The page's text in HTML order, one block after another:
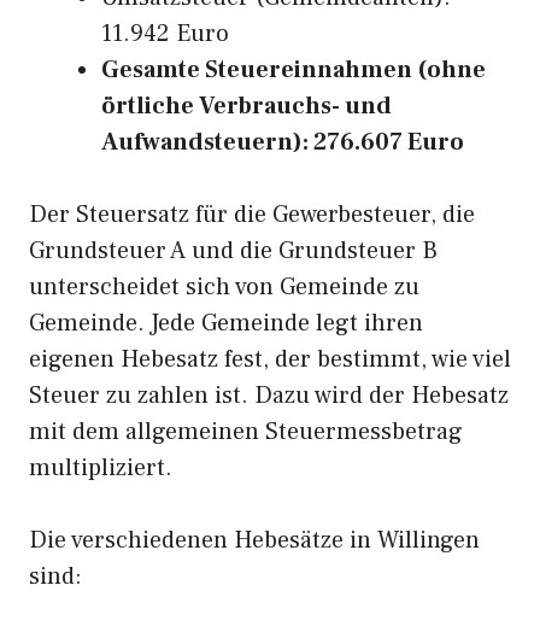
11.942 Euro
Gesamte Steuereinnahmen (ohne
örtliche Verbrauchs- und
Aufwandsteuern): 276.607 Euro
Der Steuersatz für die Gewerbesteuer, die
Grundsteuer A und die Grundsteuer B
unterscheidet sich von Gemeinde zu
Gemeinde. Jede Gemeinde legt ihren
eigenen Hebesatz fest, der bestimmt, wie viel
Steuer zu zahlen ist. Dazu wird der Hebesatz
mit dem allgemeinen Steuermessbetrag
multipliziert.
Die verschiedenen Hebesätze in Willingen
sind: